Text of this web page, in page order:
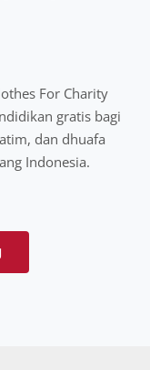
For Charity
gratis bagi
dan dhuafa
Indonesia.